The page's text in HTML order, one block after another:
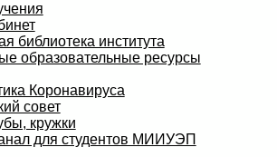
библиотека института
образовательные ресурсы
Коронавируса
совет
кружки
для студентов МИИУЭП